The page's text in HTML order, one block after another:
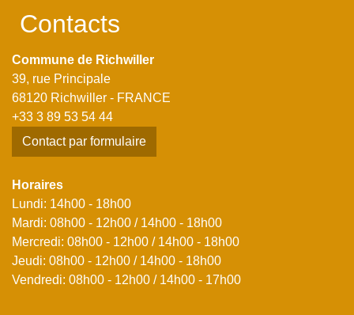
Contacts
Commune de Richwiller
39, rue Principale
68120 Richwiller - FRANCE
+33 3 89 53 54 44
Contact par formulaire
Horaires
Lundi: 14h00 - 18h00
Mardi: 08h00 - 12h00 / 14h00 - 18h00
Mercredi: 08h00 - 12h00 / 14h00 - 18h00
Jeudi: 08h00 - 12h00 / 14h00 - 18h00
Vendredi: 08h00 - 12h00 / 14h00 - 17h00